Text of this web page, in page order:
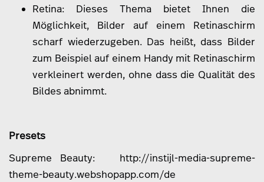
Retina: Dieses Thema bietet Ihnen die
Möglichkeit, Bilder auf einem Retinaschirm
scharf wiederzugeben. Das heißt, dass Bilder
zum Beispiel auf einem Handy mit Retinaschirm
verkleinert werden, ohne dass die Qualität des
Bildes abnimmt.
Presets
Supreme Beauty: http://instijl-media-supreme-
theme-beauty.webshopapp.com/de